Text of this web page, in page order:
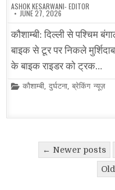
ASHOK KESARWANI- EDITOR
JUNE 27, 2026
कौशाम्बी: दिल्ली से पश्चिम
बाइक से टूर पर निकले
के बाइक राइडर को ट्रक…
Posted
कौशाम्बी,दुर्घटना,ब्रेकिंग न्यूज़
Posts
pagination
← Newer posts